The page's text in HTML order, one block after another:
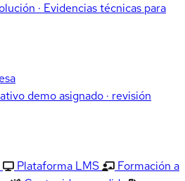
· Evidencias técnicas para
demo asignado · revisión
Plataforma LMS
Formación a